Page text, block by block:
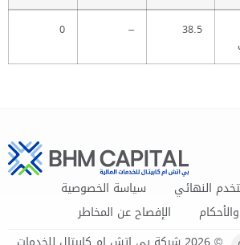
38.5
–
0
النهائي
سياسة الخصوصية
الإفصاح عن المخاطر